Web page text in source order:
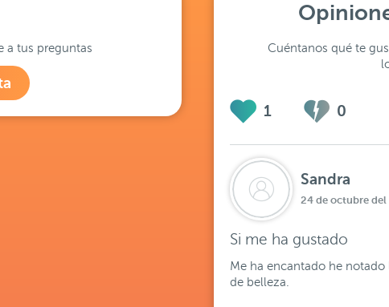
a tus preguntas
Cuéntanos qué te
1 0
Sandra
24 de octubre del
Si me ha gustado
Me ha encantado he notado
de belleza.